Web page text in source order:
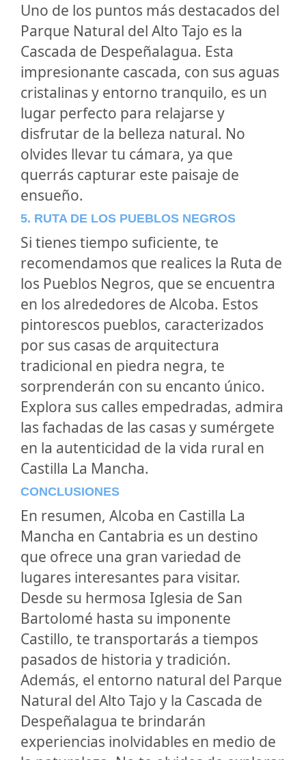
Uno de los puntos más destacados del
Parque Natural del Alto Tajo es la
Cascada de Despeñalagua. Esta
impresionante cascada, con sus aguas
cristalinas y entorno tranquilo, es un
lugar perfecto para relajarse y
disfrutar de la belleza natural. No
olvides llevar tu cámara, ya que
querrás capturar este paisaje de
ensueño.
5. RUTA DE LOS PUEBLOS NEGROS
Si tienes tiempo suficiente, te
recomendamos que realices la Ruta de
los Pueblos Negros, que se encuentra
en los alrededores de Alcoba. Estos
pintorescos pueblos, caracterizados
por sus casas de arquitectura
tradicional en piedra negra, te
sorprenderán con su encanto único.
Explora sus calles empedradas, admira
las fachadas de las casas y sumérgete
en la autenticidad de la vida rural en
Castilla La Mancha.
CONCLUSIONES
En resumen, Alcoba en Castilla La
Mancha en Cantabria es un destino
que ofrece una gran variedad de
lugares interesantes para visitar.
Desde su hermosa Iglesia de San
Bartolomé hasta su imponente
Castillo, te transportarás a tiempos
pasados de historia y tradición.
Además, el entorno natural del Parque
Natural del Alto Tajo y la Cascada de
Despeñalagua te brindarán
experiencias inolvidables en medio de